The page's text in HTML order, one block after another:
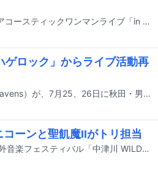
TenTwentyが8月16日に神奈川・Yokohama Bay Hallで開催するアコースティックワンマンライブ「in the Rough 2」のゲストアーティストが発表された。
ロック」からライブ活動再
狭心症の治療のために入院していた櫻井誠（Dragon Ash、The Ravens）が、7月25、26日に秋田・男鹿市船川港内特設ステージで行われる音楽フェス「OGA NAMAHAGE ROCK FESTIVAL」よりライブ活動を再開することが発表された。
ーンと聖飢魔IIがトリ担当
9月19日と20日に岐阜・中津川公園内特設ステージで行われる野外音楽フェスティバル「中津川 WILD WOOD 2026」のタイムテーブルが公開された。